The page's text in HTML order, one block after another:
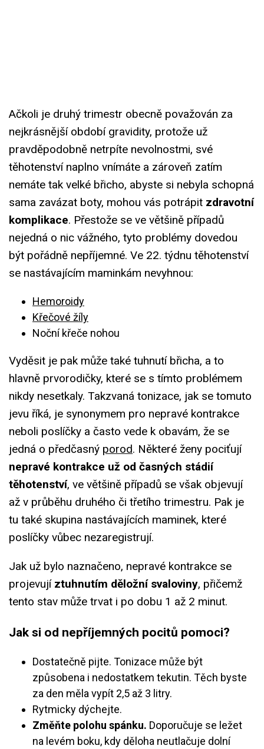
Ačkoli je druhý trimestr obecně považován za
nejkrásnější období gravidity, protože už
pravděpodobně netrpíte nevolnostmi, své
těhotenství naplno vnímáte a zároveň zatím
nemáte tak velké břicho, abyste si nebyla schopná
sama zavázat boty, mohou vás potrápit zdravotní
komplikace. Přestože se ve většině případů
nejedná o nic vážného, tyto problémy dovedou
být pořádně nepříjemné. Ve 22. týdnu těhotenství
se nastávajícím maminkám nevyhnou:
Hemoroidy
Křečové žíly
Noční křeče nohou
Vyděsit je pak může také tuhnutí břicha, a to
hlavně prvorodičky, které se s tímto problémem
nikdy nesetkaly. Takzvaná tonizace, jak se tomuto
jevu říká, je synonymem pro nepravé kontrakce
neboli poslíčky a často vede k obavám, že se
jedná o předčasný porod. Některé ženy pociťují
nepravé kontrakce už od časných stádií
těhotenství, ve většině případů se však objevují
až v průběhu druhého či třetího trimestru. Pak je
tu také skupina nastávajících maminek, které
poslíčky vůbec nezaregistrují.
Jak už bylo naznačeno, nepravé kontrakce se
projevují ztuhnutím děložní svaloviny, přičemž
tento stav může trvat i po dobu 1 až 2 minut.
Jak si od nepříjemných pocitů pomoci?
Dostatečně pijte. Tonizace může být
způsobena i nedostatkem tekutin. Těch byste
za den měla vypít 2,5 až 3 litry.
Rytmicky dýchejte.
Změňte polohu spánku. Doporučuje se ležet
na levém boku, kdy děloha neutlačuje dolní